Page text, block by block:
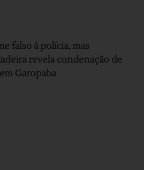
falso à polícia, mas
revela condenação de
Garopaba